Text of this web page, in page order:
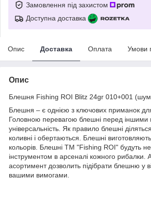
Замовлення під захистом
Доступна доставка
Опис Доставка Оплата Умови
Опис
Блешня Fishing ROI Blitz 24gr 010+001
Блешня – є однією з ключових приманок
Головною перевагою блешні перед іншими
універсальність. Як правило блешні
коливні і обертаються. Блешні
кольорів. Блешні TM "Fishing ROI" будуть
інструментом в арсеналі кожного рибалки.
асортимент дозволить підібрати блешню у
вашими вимогами.